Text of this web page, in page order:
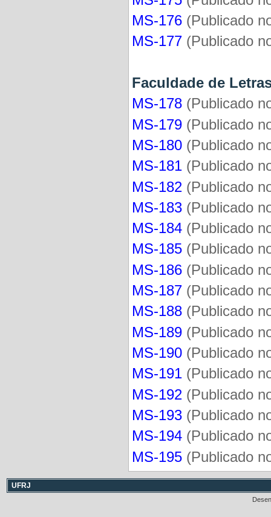
MS-176 (Publicado
MS-177 (Publicado
Faculdade de
MS-178 (Publicado
MS-179 (Publicado
MS-180 (Publicado
MS-181 (Publicado
MS-182 (Publicado
MS-183 (Publicado
MS-184 (Publicado
MS-185 (Publicado
MS-186 (Publicado
MS-187 (Publicado
MS-188 (Publicado
MS-189 (Publicado
MS-190 (Publicado
MS-191 (Publicado
MS-192 (Publicado
MS-193 (Publicado
MS-194 (Publicado
MS-195 (Publicado
UFRJ